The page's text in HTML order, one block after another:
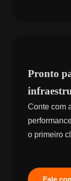
Pronto
Conte com
o primeiro